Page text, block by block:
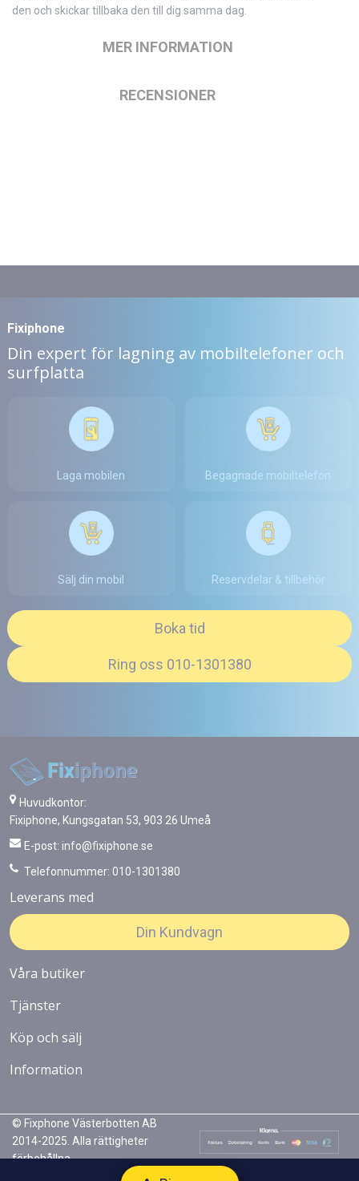
den och skickar tillbaka den till dig samma dag.
MER INFORMATION
RECENSIONER
Fixiphone
Din expert för lagning av mobiltelefoner och
surfplatta
Laga mobilen Begagnade mobiltelefon
Sälj din mobil Reservdelar & tillbehör
Boka tid
Ring oss 010-1301380
Huvudkontor:
Fixiphone, Kungsgatan 53, 903 26 Umeå
E-post: info@fixiphone.se
Telefonnummer: 010-1301380
Leverans med
Din Kundvagn
Våra butiker
Tjänster
Köp och sälj
Information
© Fixphone Västerbotten AB
2014-2025. Alla rättigheter
förbehållna.